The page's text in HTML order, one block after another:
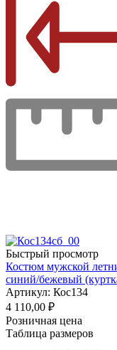
Быстрый просмотр
Костюм мужской
синий/бежевый
Артикул: Кос134
4 110,00 ₽
Розничная цена
Таблица размеров